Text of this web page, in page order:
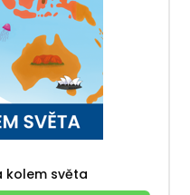
kolem světa